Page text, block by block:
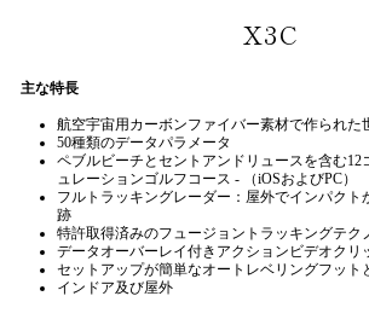
X3C
主な特長
航空宇宙用カーボンファイバー素材で作られた
50種類のデータパラメータ
ペブルビーチとセントアンドリュースを含む12
ュレーションゴルフコース - （iOSおよびPC）
フルトラッキングレーダー：屋外でインパクト
跡
特許取得済みのフュージョントラッキングテク
データオーバーレイ付きアクションビデオクリ
セットアップが簡単なオートレベリングフット
インドア及び屋外